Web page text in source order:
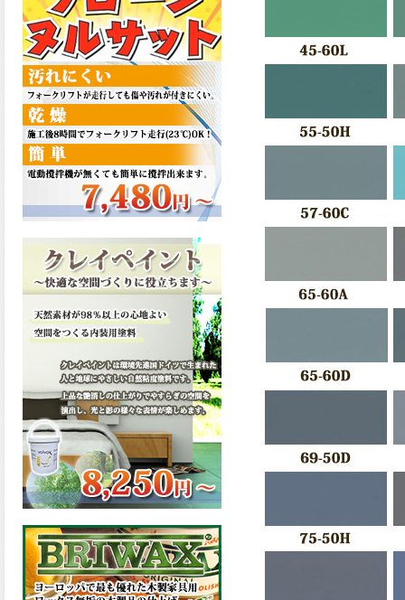
数多くの施工実績を持つ信頼
性の高い塗材 優れた性能と高
品質で高度な防水機能を発
揮、フローン11が新しく販売
開始致しました。ご購入はこ
ちらから。
2026.05.26
コンクリート特有の質感やム
ラ感と溶け合うように広がる
色彩が床と壁を印象的に仕上
げる、アクアカラー デュオト
ーンが新しく販売開始致しま
2026.03.13
滑らかな塗膜は従来の屋根用
塗料と比べ、滑らかな塗膜表
面を形成し、光沢が高く、抜
群の仕上がり性を提供、一液
プレミアムルーフシリコンが
新しく販売開始致しました。
ご購入はこちらから。
2026.03.12
無機顔料の表面を高緻密ダブ
ルシールド層でガードするこ
とにより、ラジカルの発生を
抑制、エスケープレミアムル
ーフSiが新しく販売開始致し
ました。ご購入はこちらか
ら。
2026.03.11
緻密で強靭な無機系塗膜と、
汚れを降雨で洗い流す親水性